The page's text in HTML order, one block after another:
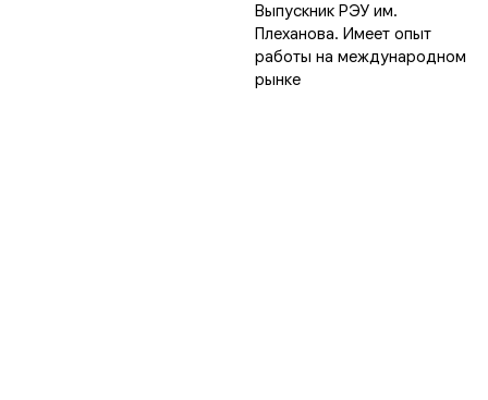
Выпускник РЭУ им.
Плеханова. Имеет опыт
работы на международном
рынке